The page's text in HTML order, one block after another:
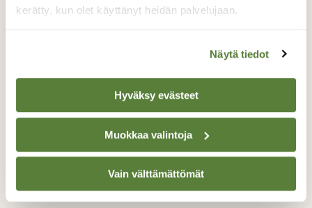
kerätty, kun olet käyttänyt heidän palvelujaan.
Näytä tiedot
Hyväksy evästeet
Muokkaa valintoja
Vain välttämättömät
Alvejuuri
Pois luontopolulta näen kiven jonka päällä
kasvoi monta eri saniaislajia, tämä pisti
silmään jossa myös itiöpesäkkeitä.